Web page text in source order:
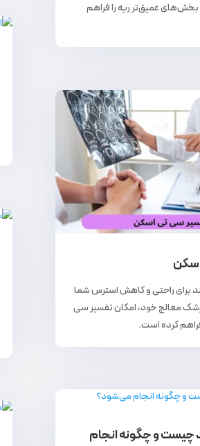
عمیق‌تر ریه‌ را فراهم
برای راحتی و کاهش استرس شما
معالج خود، امکان تفسیر سی
کرده است.
چیست و چگونه انجام